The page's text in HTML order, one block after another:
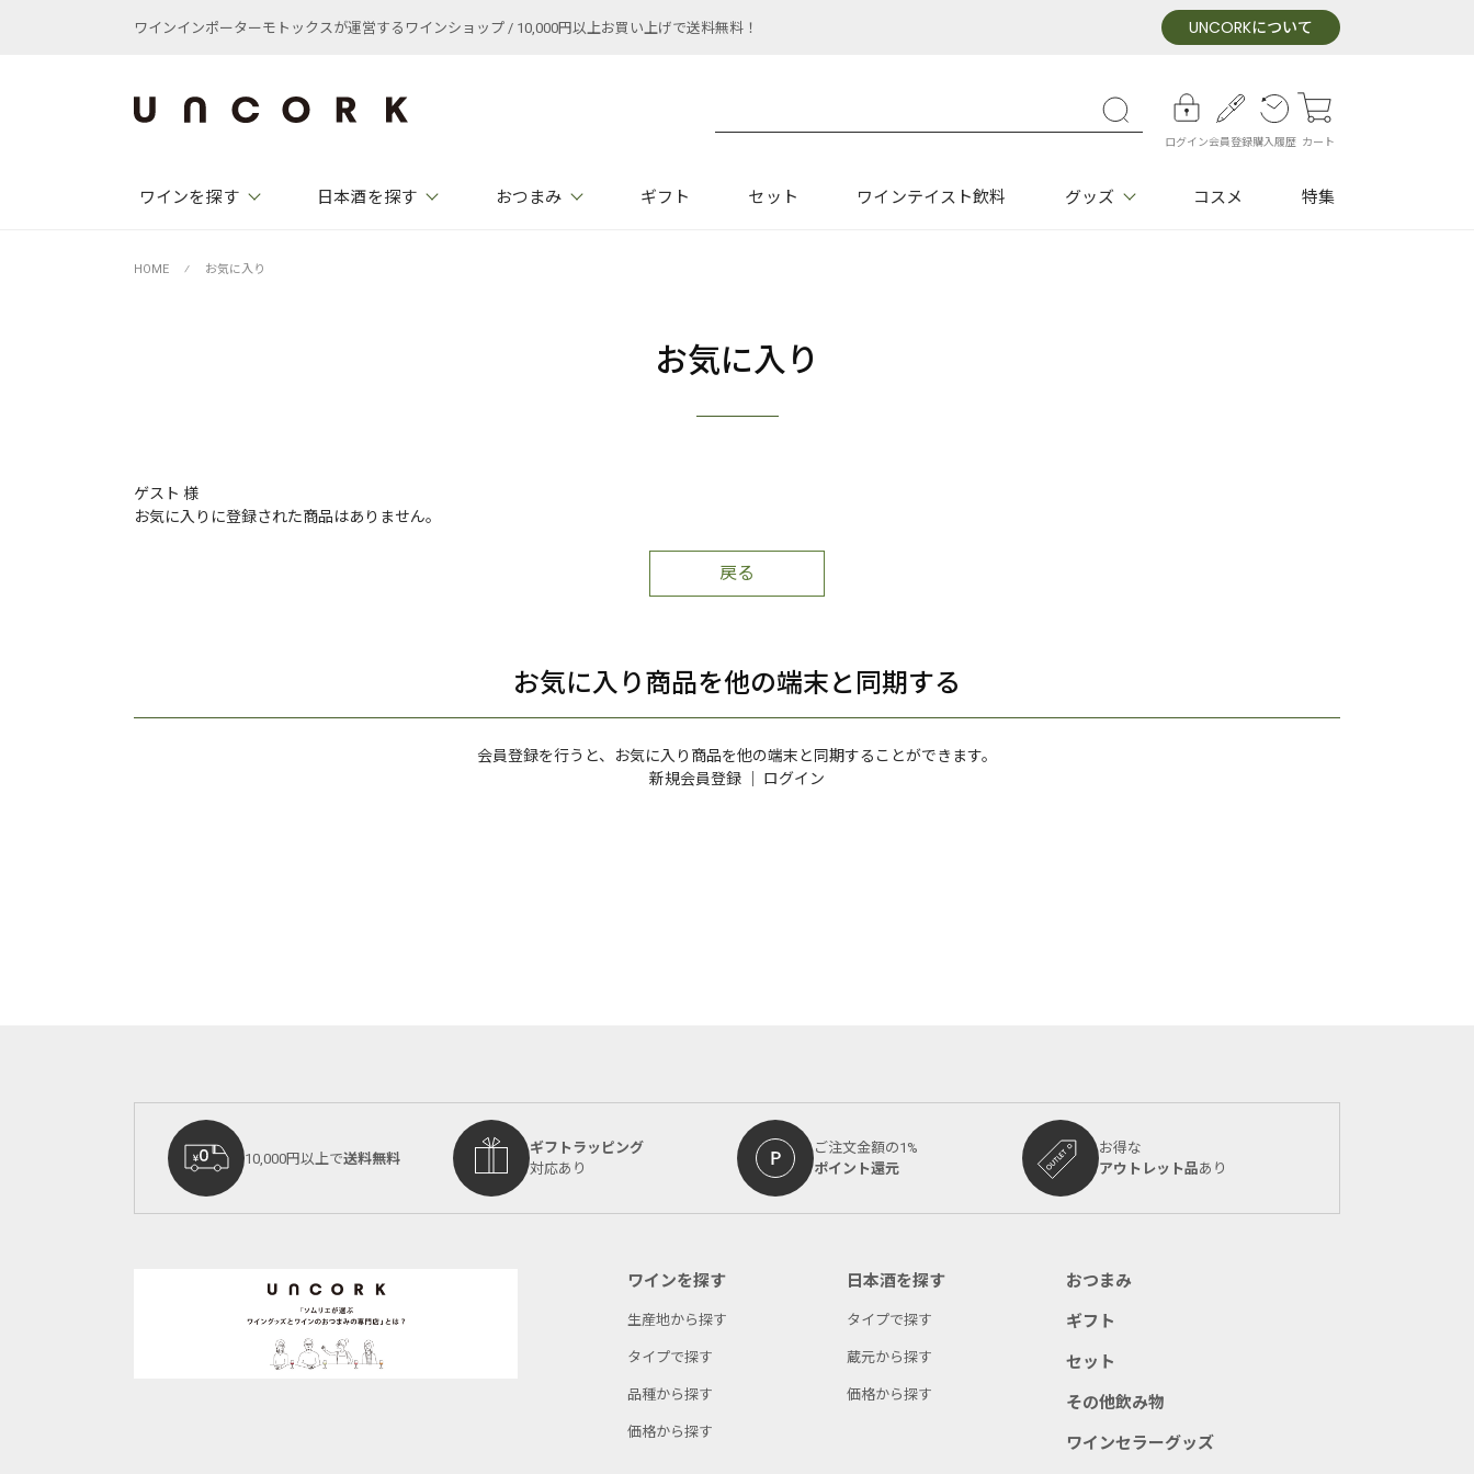
ワインインポーターモトックスが運営するワインショップ / 10,000円以上お買い上げで送料無料！ UNCORKについて
ログイン会員登録購入履歴 カート
ワインを探す 日本酒を探す おつまみ ギフト セット ワインテイスト飲料 グッズ コスメ 特集
HOME ⁄ お気に入り
お気に入り
ゲスト 様
お気に入りに登録された商品はありません。
戻る
お気に入り商品を他の端末と同期する
会員登録を行うと、お気に入り商品を他の端末と同期することができます。
新規会員登録
ログイン
10,000円以上で送料無料
ギフトラッピング
対応あり
ご注文金額の1%
ポイント還元
お得な
アウトレット品あり
ワインを探す
生産地から探す
タイプで探す
品種から探す
価格から探す
日本酒を探す
タイプで探す
蔵元から探す
価格から探す
おつまみ
ギフト
セット
その他飲み物
ワインセラーグッズ